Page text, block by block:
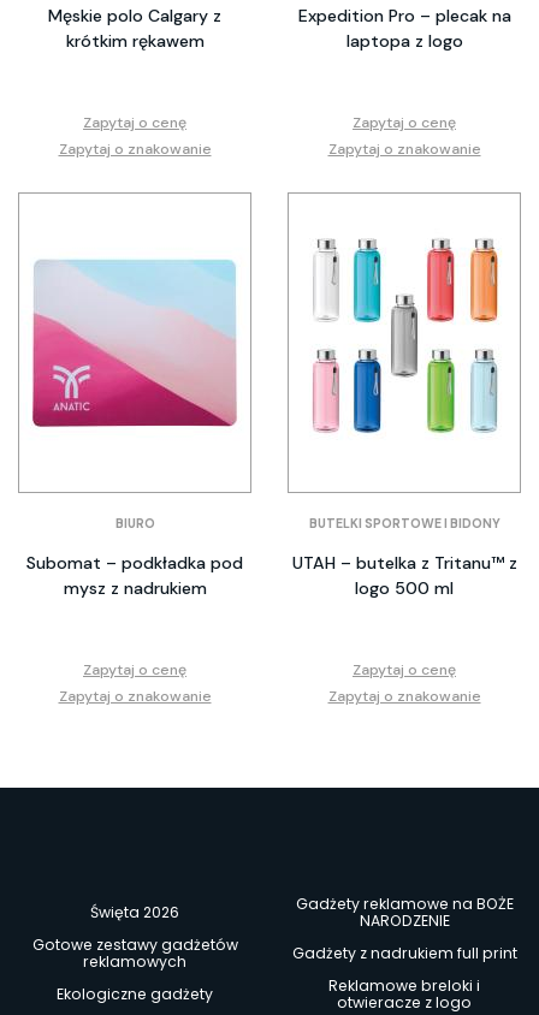
Męskie polo Calgary z
krótkim rękawem
Zapytaj o cenę
Zapytaj o znakowanie
Expedition Pro – plecak na
laptopa z logo
Zapytaj o cenę
Zapytaj o znakowanie
BIURO
Subomat – podkładka pod
mysz z nadrukiem
Zapytaj o cenę
Zapytaj o znakowanie
BUTELKI SPORTOWE I BIDONY
UTAH – butelka z Tritanu™ z
logo 500 ml
Zapytaj o cenę
Zapytaj o znakowanie
Święta 2026
Gadżety reklamowe na BOŻE
NARODZENIE
Gotowe zestawy gadżetów
reklamowych
Gadżety z nadrukiem full print
Ekologiczne gadżety
Reklamowe breloki i
otwieracze z logo